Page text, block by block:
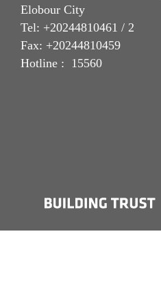
Elobour City
Tel: +20244810461 / 2
Fax: +20244810459
Hotline : 15560